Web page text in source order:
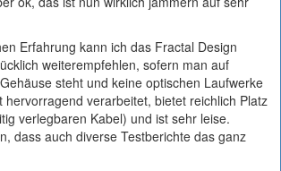
Erfahrung kann ich das Fractal Design
weiterempfehlen, sofern man auf
steht und keine optischen Laufwerke
hervorragend verarbeitet, bietet reichlich Platz
verlegbaren Kabel) und ist sehr leise.
dass auch diverse Testberichte das ganz